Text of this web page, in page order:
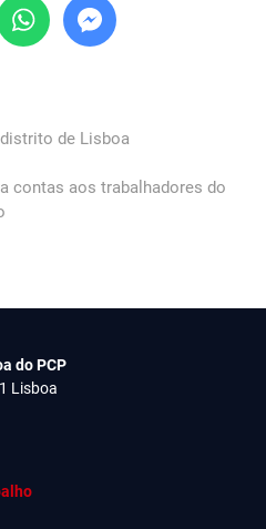
de Lisboa
contas aos trabalhadores do
do PCP
Lisboa